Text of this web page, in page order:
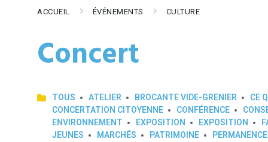
ACCUEIL ÉVÉNEMENTS CULTURE
Concert
TOUS ATELIER BROCANTE VIDE-GRENIER CE
CONCERTATION CITOYENNE
CONFÉRENCE
ENVIRONNEMENT
EXPOSITION EXPOSITION
JEUNES
MARCHÉS PATRIMOINE